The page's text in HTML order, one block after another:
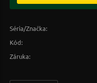
Séria/Značka:
Kód:
Záruka: